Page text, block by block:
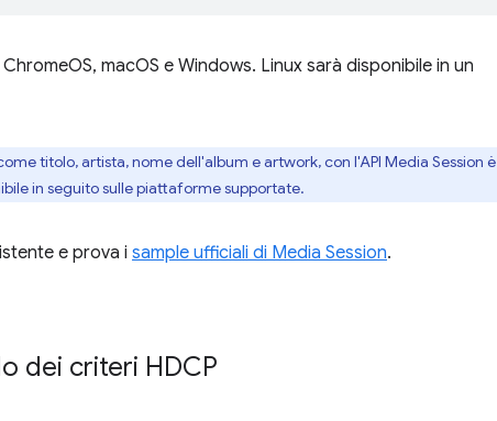
macOS e Windows. Linux sarà disponibile in un
titolo, artista, nome dell'album e artwork, con l'API Media Session è
in seguito sulle piattaforme supportate.
e prova i sample ufficiali di Media Session.
dei criteri HDCP